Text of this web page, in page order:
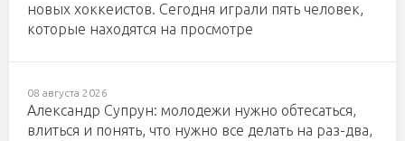
новых хоккеистов. Сегодня играли пять человек,
которые находятся на просмотре
08 августа 2026
Александр Супрун: молодежи нужно обтесаться,
влиться и понять, что нужно все делать на раз-два,